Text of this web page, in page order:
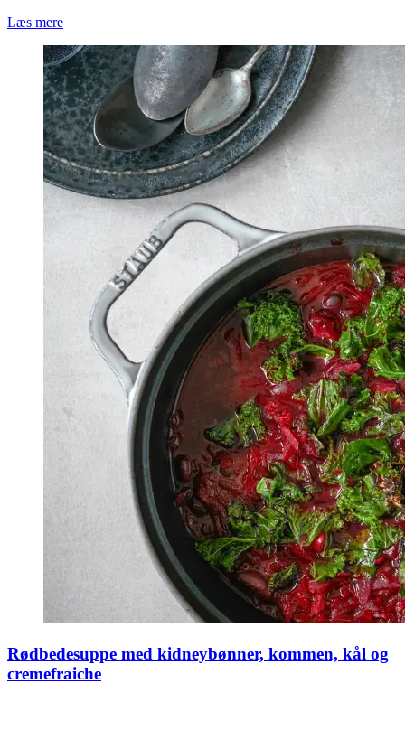
Læs mere
Rødbedesuppe med kidneybønner, kommen, kål og
cremefraiche